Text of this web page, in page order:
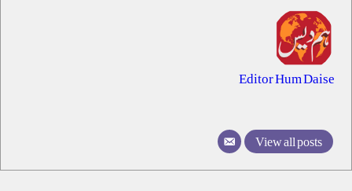
Editor Hum Daise
View all posts